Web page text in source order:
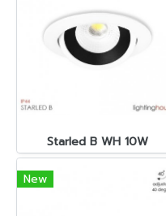
Starled B WH 10W
New